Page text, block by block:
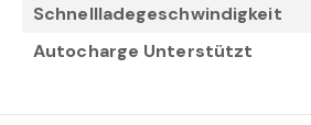
Schnellladegeschwindigkeit
Autocharge Unterstützt